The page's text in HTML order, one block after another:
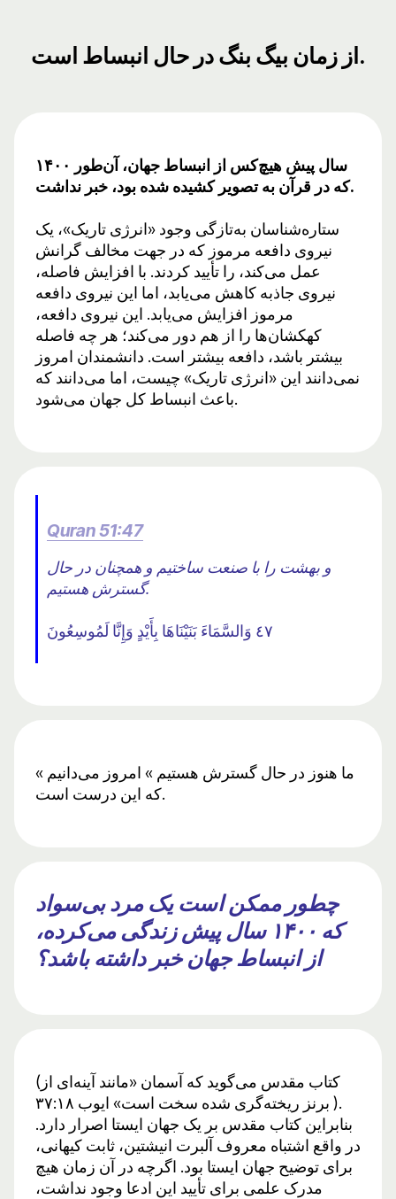
از زمان بیگ بنگ در حال انبساط است.
۱۴۰۰ سال پیش هیچ‌کس از انبساط جهان، آن‌طور
که در قرآن به تصویر کشیده شده بود، خبر نداشت.
ستاره‌شناسان به‌تازگی وجود «انرژی تاریک»، یک
نیروی دافعه مرموز که در جهت مخالف گرانش
عمل می‌کند، را تأیید کردند. با افزایش فاصله،
نیروی جاذبه کاهش می‌یابد، اما این نیروی دافعه
مرموز افزایش می‌یابد. این نیروی دافعه،
کهکشان‌ها را از هم دور می‌کند؛ هر چه فاصله
بیشتر باشد، دافعه بیشتر است. دانشمندان امروز
نمی‌دانند این «انرژی تاریک» چیست، اما می‌دانند که
باعث انبساط کل جهان می‌شود.
Quran 51:47
و بهشت ​​را با صنعت ساختیم و همچنان در حال
گسترش هستیم.
٤٧ وَالسَّمَاءَ بَنَيْنَاهَا بِأَيْدٍ وَإِنَّا لَمُوسِعُونَ
« ما هنوز در حال گسترش هستیم » امروز می‌دانیم
که این درست است.
چطور ممکن است یک مرد بی‌سواد
که ۱۴۰۰ سال پیش زندگی می‌کرده،
از انبساط جهان خبر داشته باشد؟
(کتاب مقدس می‌گوید که آسمان «مانند آینه‌ای از
برنز ریخته‌گری شده سخت است» ایوب ۳۷:۱۸ ).
بنابراین کتاب مقدس بر یک جهان ایستا اصرار دارد.
در واقع اشتباه معروف آلبرت انیشتین، ثابت کیهانی،
برای توضیح جهان ایستا بود. اگرچه در آن زمان هیچ
مدرک علمی برای تأیید این ادعا وجود نداشت،